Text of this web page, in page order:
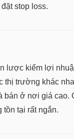
stop loss.
lược kiếm lợi
thị trường khác
bán ở nơi giá cao.
tại rất ngắn.